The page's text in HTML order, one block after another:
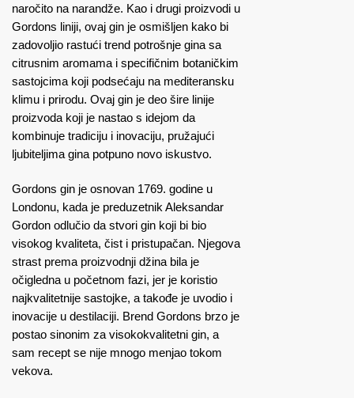
naročito na narandže. Kao i drugi proizvodi u
Gordons liniji, ovaj gin je osmišljen kako bi
zadovoljio rastući trend potrošnje gina sa
citrusnim aromama i specifičnim botaničkim
sastojcima koji podsećaju na mediteransku
klimu i prirodu. Ovaj gin je deo šire linije
proizvoda koji je nastao s idejom da
kombinuje tradiciju i inovaciju, pružajući
ljubiteljima gina potpuno novo iskustvo.
Gordons gin je osnovan 1769. godine u
Londonu, kada je preduzetnik Aleksandar
Gordon odlučio da stvori gin koji bi bio
visokog kvaliteta, čist i pristupačan. Njegova
strast prema proizvodnji džina bila je
očigledna u početnom fazi, jer je koristio
najkvalitetnije sastojke, a takođe je uvodio i
inovacije u destilaciji. Brend Gordons brzo je
postao sinonim za visokokvalitetni gin, a
sam recept se nije mnogo menjao tokom
vekova.